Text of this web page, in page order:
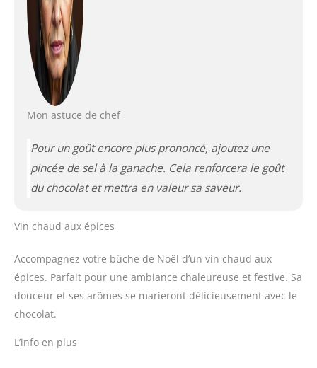
Mon astuce de chef
Pour un goût encore plus prononcé, ajoutez une
pincée de sel à la ganache. Cela renforcera le goût
du chocolat et mettra en valeur sa saveur.
Vin chaud aux épices
Accompagnez votre bûche de Noël d’un vin chaud aux
épices. Parfait pour une ambiance chaleureuse et festive. Sa
douceur et ses arômes se marieront délicieusement avec le
chocolat.
L’info en plus